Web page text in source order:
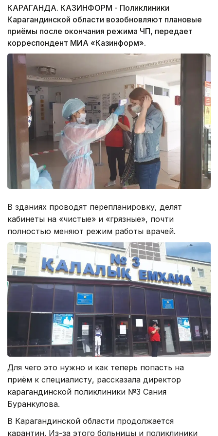
КАРАГАНДА. КАЗИНФОРМ - Поликлиники
Карагандинской области возобновляют плановые
приёмы после окончания режима ЧП, передает
корреспондент МИА «Казинформ».
В зданиях проводят перепланировку, делят
кабинеты на «чистые» и «грязные», почти
полностью меняют режим работы врачей.
Для чего это нужно и как теперь попасть на
приём к специалисту, рассказала директор
карагандинской поликлиники №3 Сания
Буранкулова.
В Карагандинской области продолжается
карантин. Из-за этого больницы и поликлиники